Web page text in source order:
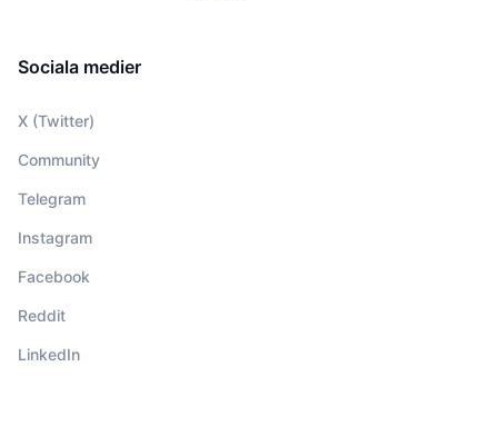
Sociala medier
X (Twitter)
Community
Telegram
Instagram
Facebook
Reddit
LinkedIn